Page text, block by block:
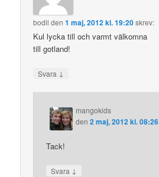
bodil den1 maj, 2012 kl. 19:20skrev:
Kul lycka till och varmt välkomna
till gotland!
Svara ↓
mangokids
den2 maj, 2012 kl. 08:26
Tack!
Svara ↓